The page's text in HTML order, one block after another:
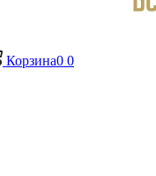
Корзина0 0